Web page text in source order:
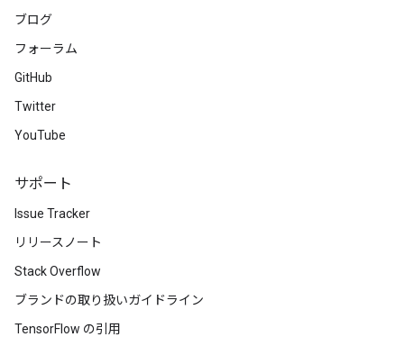
ブログ
フォーラム
GitHub
Twitter
YouTube
サポート
Issue Tracker
リリースノート
Stack Overflow
ブランドの取り扱いガイドライン
TensorFlow の引用